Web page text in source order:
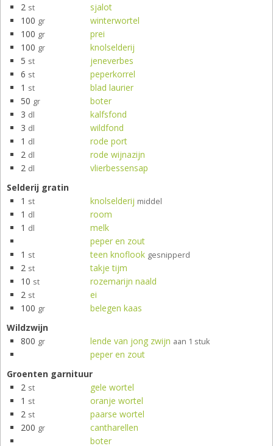
2 st
sjalot
100 gr
winterwortel
100 gr
prei
100 gr
knolselderij
5 st
jeneverbes
6 st
peperkorrel
1 st
blad laurier
50 gr
boter
3 dl
kalfsfond
3 dl
wildfond
1 dl
rode port
2 dl
rode wijnazijn
2 dl
vlierbessensap
Selderij gratin
1 st knolselderij middel
1 dl
room
1 dl
melk
peper en zout
1 st teen knoflook gesnipperd
2 st
takje tijm
10 st
rozemarijn naald
2 st
ei
100 gr
belegen kaas
Wildzwijn
800 gr lende van jong zwijn aan 1 stuk
peper en zout
Groenten garnituur
2 st
gele wortel
1 st
oranje wortel
2 st
paarse wortel
200 gr
cantharellen
boter